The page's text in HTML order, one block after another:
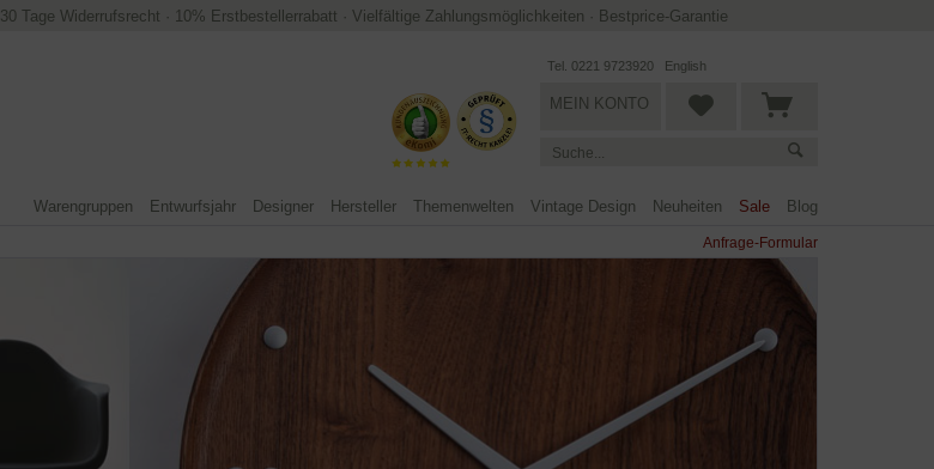
30 Tage Widerrufsrecht · 10% Erstbestellerrabatt · Vielfältige Zahlungsmöglichkeiten · Bestprice-Garantie
Tel. 0221 9723920 English
MEIN KONTO
Warengruppen Entwurfsjahr Designer Hersteller Themenwelten Vintage Design Neuheiten Sale Blog
Anfrage-Formular